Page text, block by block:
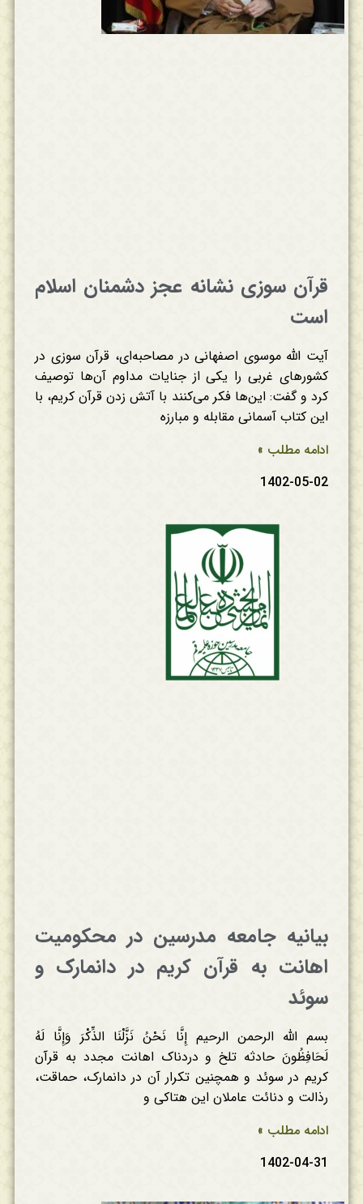
قرآن سوزی نشانه عجز دشمنان اسلام
است
آیت الله موسوی اصفهانی در مصاحبه‌ای، قرآن سوزی در
کشورهای غربی را یکی از جنایات مداوم آن‌ها توصیف
کرد و گفت: این‌ها فکر می‌کنند با آتش زدن قرآن کریم، با
این کتاب آسمانی مقابله و مبارزه
ادامه مطلب »
1402-05-02
بیانیه جامعه مدرسین در محکومیت
اهانت به قرآن کریم در دانمارک و
سوئد
بسم الله الرحمن الرحیم إِنَّا نَحْنُ نَزَّلْنَا الذِّکْرَ وَإِنَّا لَهُ
لَحَافِظُونَ حادثه تلخ و دردناک اهانت مجدد به قرآن
کریم در سوئد و همچنین تکرار آن در دانمارک، حماقت،
رذالت و دنائت عاملان این هتاکی و
ادامه مطلب »
1402-04-31